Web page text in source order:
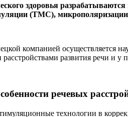
здоровья
(ТМС), микрополяризации,
компанией осуществляется
развития речи и
речевых